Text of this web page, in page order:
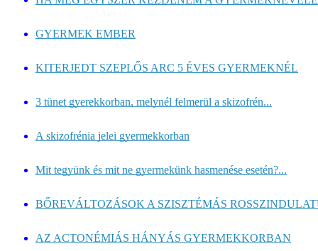
GYERMEK EMBER
KITERJEDT SZEPLŐS ARC 5 ÉVES GYERMEKNÉL
3 tünet gyerekkorban, melynél felmerül a skizofrén...
A skizofrénia jelei gyermekkorban
Mit tegyünk és mit ne gyermekünk hasmenése esetén?...
BŐREVÁLTOZÁSOK A SZISZTÉMÁS
AZ ACTONÉMIÁS HÁNYÁS GYERMEKKORBAN